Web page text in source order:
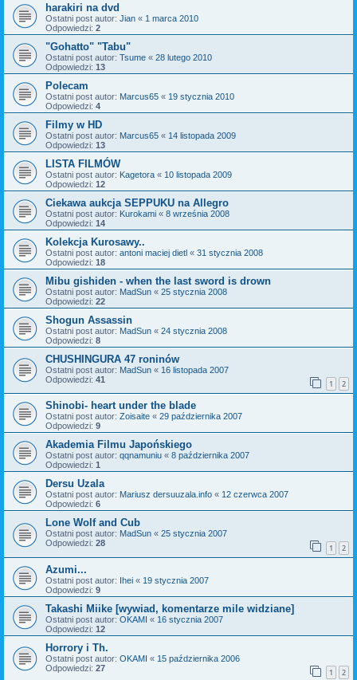
harakiri na dvd
Ostatni post autor: Jian « 1 marca 2010
Odpowiedzi: 2
"Gohatto" "Tabu"
Ostatni post autor: Tsume « 28 lutego 2010
Odpowiedzi: 13
Polecam
Ostatni post autor: Marcus65 « 19 stycznia 2010
Odpowiedzi: 4
Filmy w HD
Ostatni post autor: Marcus65 « 14 listopada 2009
Odpowiedzi: 13
LISTA FILMÓW
Ostatni post autor: Kagetora « 10 listopada 2009
Odpowiedzi: 12
Ciekawa aukcja SEPPUKU na Allegro
Ostatni post autor: Kurokami « 8 września 2008
Odpowiedzi: 14
Kolekcja Kurosawy..
Ostatni post autor: antoni maciej dietl « 31 stycznia 2008
Odpowiedzi: 18
Mibu gishiden - when the last sword is drown
Ostatni post autor: MadSun « 25 stycznia 2008
Odpowiedzi: 22
Shogun Assassin
Ostatni post autor: MadSun « 24 stycznia 2008
Odpowiedzi: 8
CHUSHINGURA 47 roninów
Ostatni post autor: MadSun « 16 listopada 2007
Odpowiedzi: 41 1 2
Shinobi- heart under the blade
Ostatni post autor: Zoisaite « 29 października 2007
Odpowiedzi: 9
Akademia Filmu Japońskiego
Ostatni post autor: qqnamuniu « 8 października 2007
Odpowiedzi: 1
Dersu Uzala
Ostatni post autor: Mariusz dersuuzala.info « 12 czerwca 2007
Odpowiedzi: 6
Lone Wolf and Cub
Ostatni post autor: MadSun « 25 stycznia 2007
Odpowiedzi: 28 1 2
Azumi...
Ostatni post autor: Ihei « 19 stycznia 2007
Odpowiedzi: 9
Takashi Miike [wywiad, komentarze mile widziane]
Ostatni post autor: OKAMI « 16 stycznia 2007
Odpowiedzi: 12
Horrory i Th.
Ostatni post autor: OKAMI « 15 października 2006
Odpowiedzi: 27 1 2